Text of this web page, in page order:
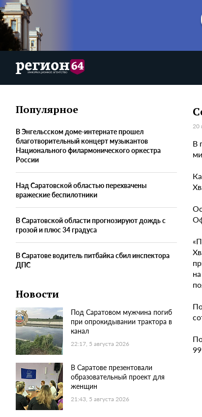
Популярное
В Энгельсском доме-интернате прошел
благотворительный концерт музыкантов
Национального филармонического оркестра
России
Над Саратовской областью перехвачены
вражеские беспилотники
В Саратовской области прогнозируют дождь с
грозой и плюс 34 градуса
В Саратове водитель питбайка сбил инспектора
ДПС
Новости
Под Саратовом мужчина погиб
при опрокидывании трактора в
канал
22:17, 5 августа 2026
В Саратове презентовали
образовательный проект для
женщин
21:43, 5 августа 2026
20
В